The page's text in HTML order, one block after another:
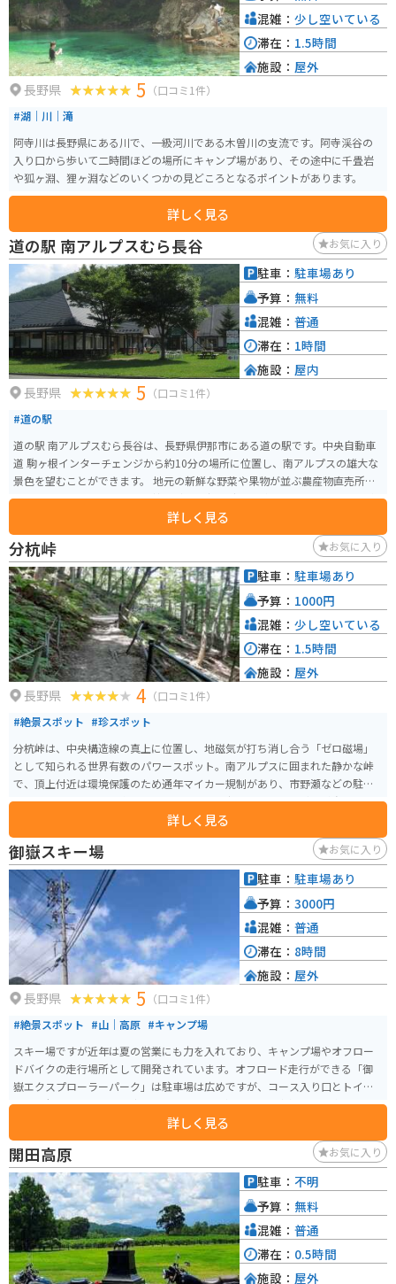
長野県 5 （口コミ1件）
#湖｜川｜滝
阿寺川は長野県にある川で、一級河川である木曽川の支流です。阿寺渓谷の
入り口から歩いて二時間ほどの場所にキャンプ場があり、その途中に千畳岩
や狐ヶ淵、狸ヶ淵などのいくつかの見どころとなるポイントがあります。
詳しく見る
混雑： 少し空いている
滞在： 1.5時間
施設： 屋外
道の駅 南アルプスむら長谷 お気に入り
長野県 5 （口コミ1件）
#道の駅
道の駅 南アルプスむら長谷は、長野県伊那市にある道の駅です。中央自動車
道 駒ヶ根インターチェンジから約10分の場所に位置し、南アルプスの雄大な
景色を望むことができます。 地元の新鮮な野菜や果物が並ぶ農産物直売所
や、手打ちそばやソースカツ丼などのご当地グルメが味わえるレストランが
疲れを癒すことができます。アルカリ性単純温泉で、神経痛や筋肉痛などに
効果があると言われています。 バイクで訪れる場合、道の駅には広々とした
駐車場が完備されているので安心です。ツーリングの休憩場所としても最適
です。 周辺には、南アルプスの登山基地として知られるしらび平や、国の重
要文化財に指定されている高遠城址公園など、観光スポットも充実していま
す。道の駅 南アルプスむら長谷を拠点に、長野県の自然と歴史を満喫してみ
てはいかがでしょうか。
詳しく見る
駐車： 駐車場あり
予算： 無料
混雑： 普通
滞在： 1時間
施設： 屋内
分杭峠 お気に入り
長野県 4 （口コミ1件）
#絶景スポット #珍スポット
分杭峠は、中央構造線の真上に位置し、地磁気が打ち消し合う「ゼロ磁場」
として知られる世界有数のパワースポット。南アルプスに囲まれた静かな峠
で、頂上付近は環境保護のため通年マイカー規制があり、市野瀬などの駐車
場からシャトルバスで向かう。バスを降りて歩くと、エネルギーが強いとさ
れる「気場」があり、ベンチで瞑想や休息を楽しめる。アクセス路の国道152
号はワインディングが続く人気ツーリングルートだが、道幅が狭く落石注意
の区間もあるため慎重な走行が必要。周辺では伊那名物のソースカツ丼やロ
ーメン、大鹿の塩などのグルメも楽しめる。
詳しく見る
駐車： 駐車場あり
予算： 1000円
混雑： 少し空いている
滞在： 1.5時間
施設： 屋外
御嶽スキー場 お気に入り
長野県 5 （口コミ1件）
#絶景スポット #山｜高原 #キャンプ場
スキー場ですが近年は夏の営業にも力を入れており、キャンプ場やオフロー
ドバイクの走行場所として開発されています。オフロード走行ができる「御
嶽エクスプローラーパーク」は駐車場は広めですが、コース入り口とトイレ
に近く便利なところは限定的です。コースは初心者から中級者まで楽しめま
す。いわゆるハードエンデューロ的なセクションは少なめです。
詳しく見る
駐車： 駐車場あり
予算： 3000円
混雑： 普通
滞在： 8時間
施設： 屋外
開田高原 お気に入り
駐車： 不明
予算： 無料
混雑： 普通
滞在： 0.5時間
施設： 屋外